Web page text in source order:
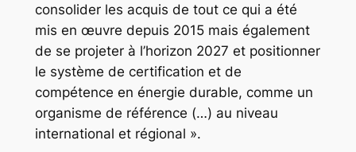
consolider les acquis de tout ce qui a été
mis en œuvre depuis 2015 mais également
de se projeter à l’horizon 2027 et positionner
le système de certification et de
compétence en énergie durable, comme un
organisme de référence (…) au niveau
international et régional ».